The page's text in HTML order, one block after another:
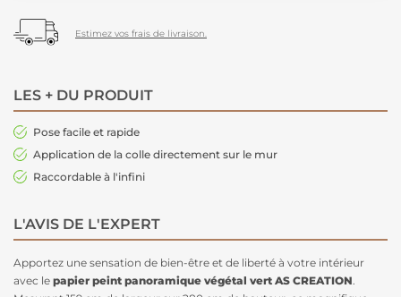
Estimez vos frais de livraison.
LES + DU PRODUIT
Pose facile et rapide
Application de la colle directement sur le mur
Raccordable à l'infini
L'AVIS DE L'EXPERT
Apportez une sensation de bien-être et de liberté à votre intérieur
avec le papier peint panoramique végétal vert AS CREATION